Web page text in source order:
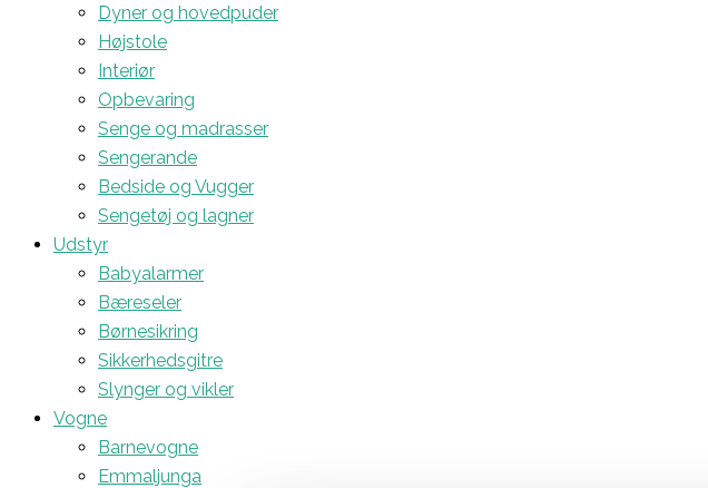
Dyner og hovedpuder
Højstole
Interiør
Opbevaring
Senge og madrasser
Sengerande
Bedside og Vugger
Sengetøj og lagner
Udstyr
Babyalarmer
Bæreseler
Børnesikring
Sikkerhedsgitre
Slynger og vikler
Vogne
Barnevogne
Emmaljunga